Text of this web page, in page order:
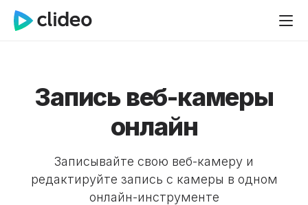
Запись веб-камеры
онлайн
Записывайте свою веб-камеру и
редактируйте запись с камеры в одном
онлайн-инструменте